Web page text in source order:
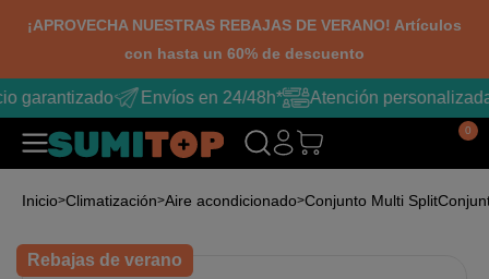
¡APROVECHA NUESTRAS REBAJAS DE VERANO! Artículos
con hasta un 60% de descuento
garantizado Envíos en 24/48h* Atención personalizada
0
Inicio Climatización Aire acondicionado Conjunto Multi Split
Rebajas de verano